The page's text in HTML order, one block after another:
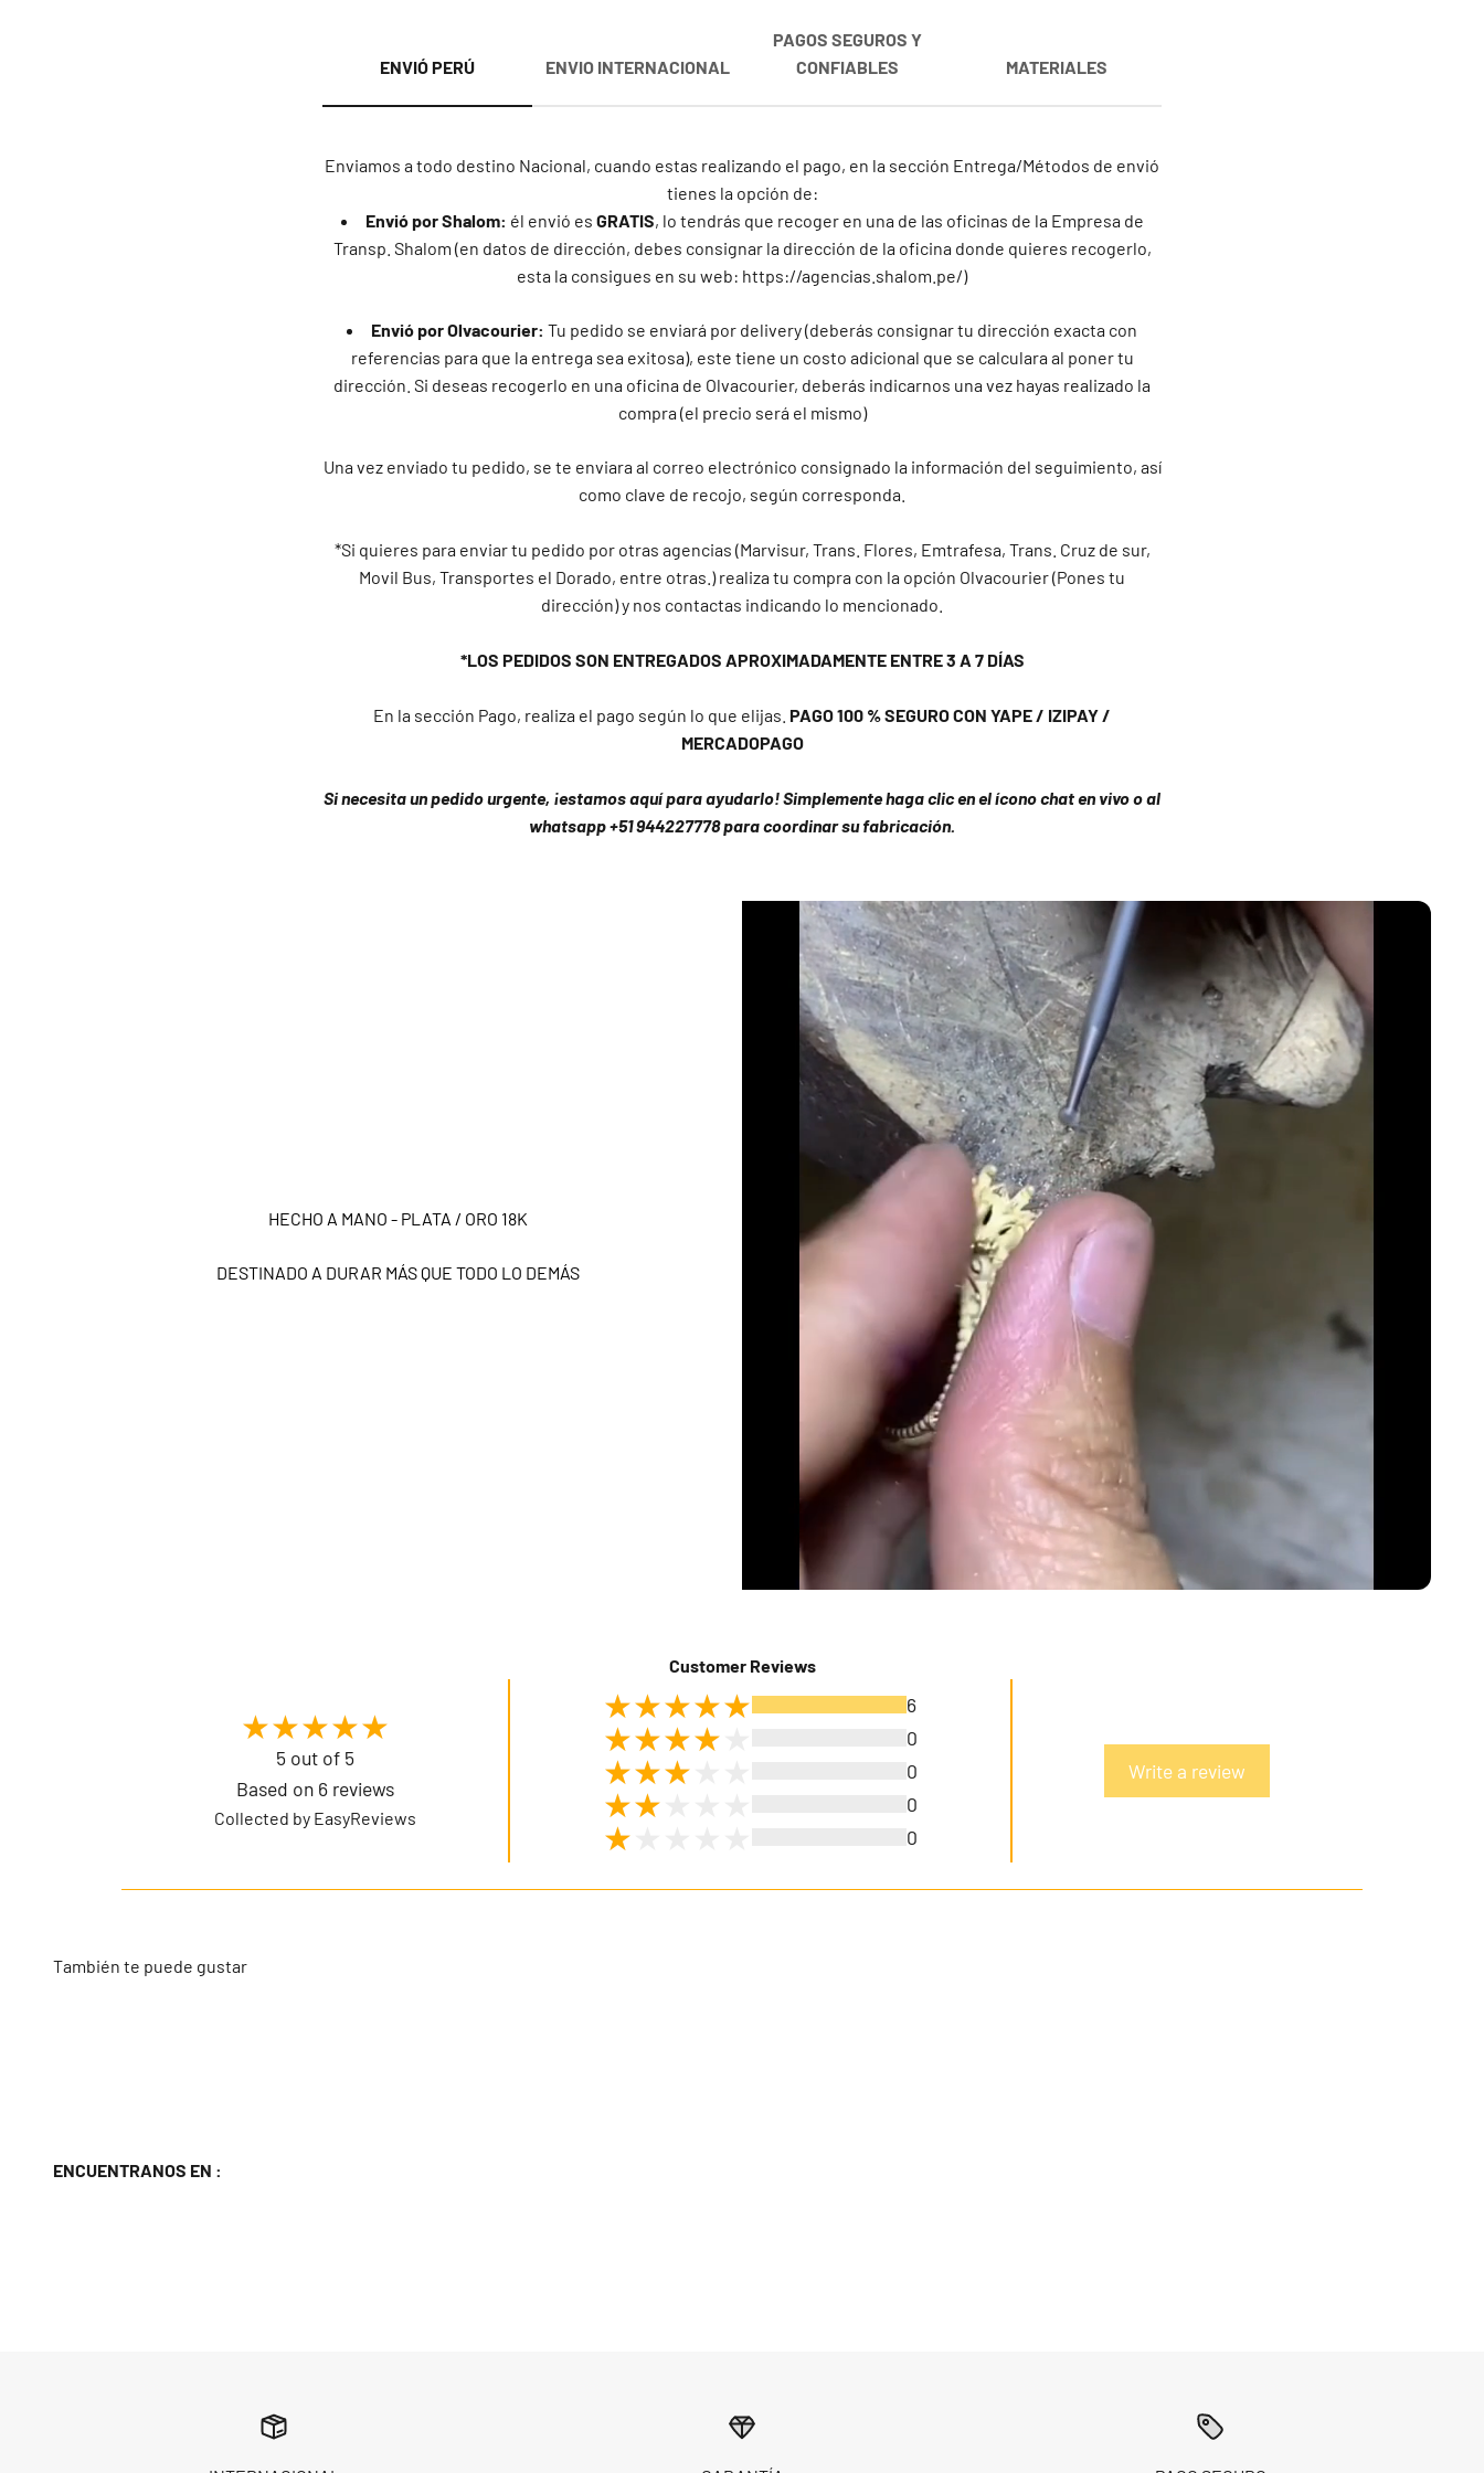
23 estándar
26 estándar
27 estándar - 12 americana
29 estándar
30 estándar - 13 americana
31 estándar
33 estándar - 14 americana
ENVIÓ PERÚ
Enviamos a todo destino Nacional, cuando estas realizando el pago, en la sección Entrega/Métodos de envió
tienes la opción de:
Envió por Shalom: él envió es GRATIS, lo tendrás que recoger en una de las oficinas de la Empresa de
Transp. Shalom (en datos de dirección, debes consignar la dirección de la oficina donde quieres recogerlo,
esta la consigues en su web: https://agencias.shalom.pe/)
Envió por Olvacourier: Tu pedido se enviará por delivery (deberás consignar tu dirección exacta con
referencias para que la entrega sea exitosa), este tiene un costo adicional que se calculara al poner tu
dirección. Si deseas recogerlo en una oficina de Olvacourier, deberás indicarnos una vez hayas realizado la
compra (el precio será el mismo)
Una vez enviado tu pedido, se te enviara al correo electrónico consignado la información del seguimiento, así
como clave de recojo, según corresponda.
*Si quieres para enviar tu pedido por otras agencias (Marvisur, Trans. Flores, Emtrafesa, Trans. Cruz de sur,
Movil Bus, Transportes el Dorado, entre otras.) realiza tu compra con la opción Olvacourier (Pones tu
dirección) y nos contactas indicando lo mencionado.
*LOS PEDIDOS SON ENTREGADOS APROXIMADAMENTE ENTRE 3 A 7 DÍAS
En la sección Pago, realiza el pago según lo que elijas. PAGO 100 % SEGURO CON YAPE / IZIPAY /
MERCADOPAGO
Si necesita un pedido urgente, ¡estamos aquí para ayudarlo! Simplemente haga clic en el ícono chat en vivo o al
whatsapp +51 944227778 para coordinar su fabricación.
ENVIO INTERNACIONAL
PAGOS SEGUROS Y
CONFIABLES
MATERIALES
HECHO A MANO - PLATA / ORO 18K
DESTINADO A DURAR MÁS QUE TODO LO DEMÁS
Customer Reviews
5 out of 5
Based on 6 reviews
Collected by EasyReviews
6
0
0
0
0
Write a review
ENCUENTRANOS EN :